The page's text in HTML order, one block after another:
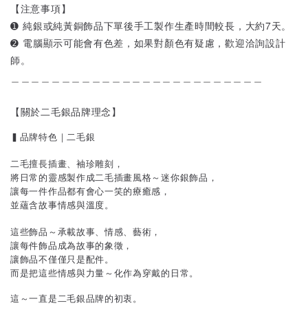
【注意事項】
➊ 純銀或純黃銅飾品下單後手工製作生產時間較長，大約7天。
➋ 電腦顯示可能會有色差，如果對顏色有疑慮，歡迎洽詢設計
師。
【關於二毛銀品牌理念】
▍品牌特色｜二毛銀
二毛擅長插畫、袖珍雕刻，
將日常的靈感製作成二毛插畫風格～迷你銀飾品，
讓每一件作品都有會心一笑的療癒感，
並蘊含故事情感與溫度。
這些飾品～承載故事、情感、藝術，
讓每件飾品成為故事的象徵，
讓飾品不僅僅只是配件。
而是把這些情感與力量～化作為穿戴的日常。
這～一直是二毛銀品牌的初衷。